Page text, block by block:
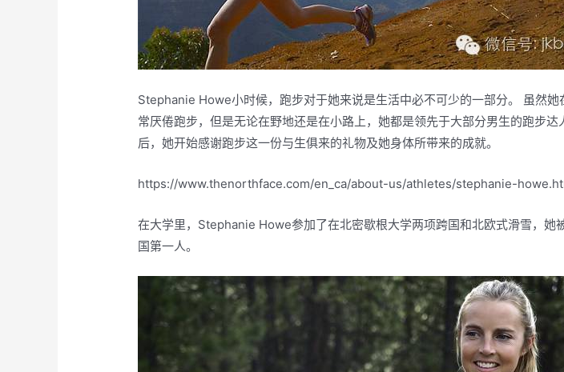
Stephanie Howe小时候，跑步对于她来说是生活中必不可少的一部分。 虽然她
常厌倦跑步，但是无论在野地还是在小路上，她都是领先于大部分男生的跑步达
后，她开始感谢跑步这一份与生俱来的礼物及她身体所带来的成就。
https://www.thenorthface.com/en_ca/about-us/athletes/stephanie-
在大学里，Stephanie Howe参加了在北密歇根大学两项跨国和北欧式滑雪，她
国第一人。